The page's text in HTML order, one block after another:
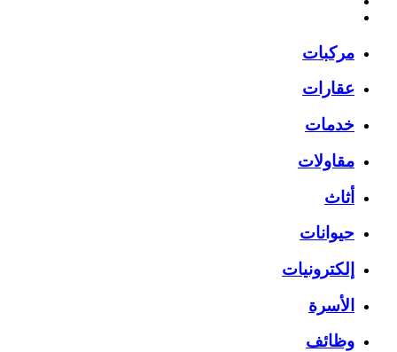
مركبات
عقارات
خدمات
مقاولات
أثاث
حيوانات
إلكترونيات
الأسرة
وظائف